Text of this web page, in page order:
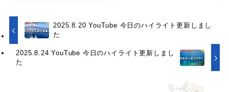
2025.8.20 YouTube 今日のハイライト更新しまし
た
2025.8.24 YouTube 今日のハイライト更新しまし
た